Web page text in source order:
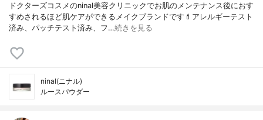
ドクターズコスメのninal美容クリニックでお肌のメンテナンス後におす
すめされるほど肌ケアができるメイクブランドです💄アレルギーテスト
済み、パッチテスト済み、フ…続きを見る
ninal(ニナル)
ルースパウダー